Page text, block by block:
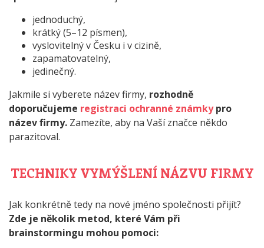
jednoduchý,
krátký (5–12 písmen),
vyslovitelný v Česku i v cizině,
zapamatovatelný,
jedinečný.
Jakmile si vyberete název firmy, rozhodně
doporučujeme registraci ochranné známkypro
název firmy. Zamezíte, aby na Vaší značce někdo
parazitoval.
TECHNIKY VYMÝŠLENÍ NÁZVU FIRMY
Jak konkrétně tedy na nové jméno společnosti přijít?
Zde je několik metod, které Vám při
brainstormingu mohou pomoci: